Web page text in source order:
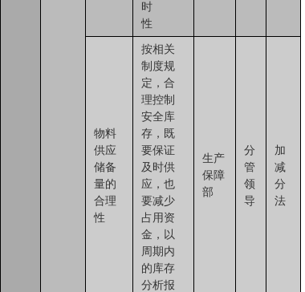
时
性
物料
供应
储备
量的
合理
性
按相关
制度规
定，合
理控制
安全库
存，既
要保证
及时供
应，也
要减少
占用资
金，以
周期内
的库存
分析报
生产
保障
部
分
管
领
导
加
减
分
法